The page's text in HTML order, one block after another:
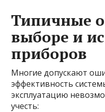
Типичные
выборе и
приборов
Многие допускают
эффективность
эксплуатацию
учесть: